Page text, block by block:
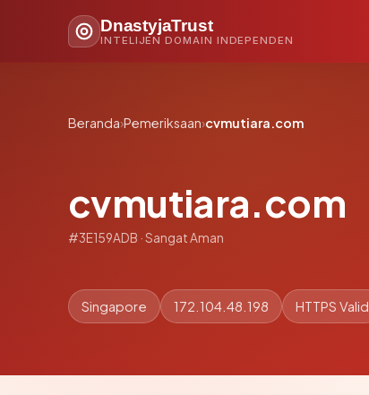
DnastyjaTrust
INTELIJEN DOMAIN INDEPENDEN
Beranda›Pemeriksaan›cvmutiara.com
cvmutiara.com
#3E159ADB · Sangat Aman
Singapore 172.104.48.198 HTTPS Valid